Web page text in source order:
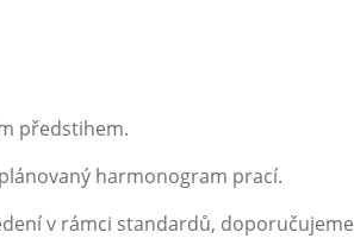
předstihem.
harmonogram prací.
v rámci standardů, doporučujeme